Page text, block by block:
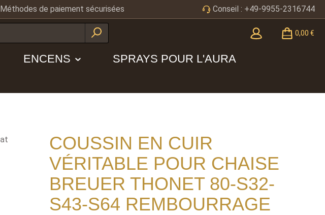
Méthodes de paiement sécurisées Conseil : +49-9955-2316744
0,00 €
ENCENS
SPRAYS POUR L'AURA
COUSSIN EN CUIR
VÉRITABLE POUR CHAISE
BREUER THONET 80-S32-
S43-S64 REMBOURRAGE